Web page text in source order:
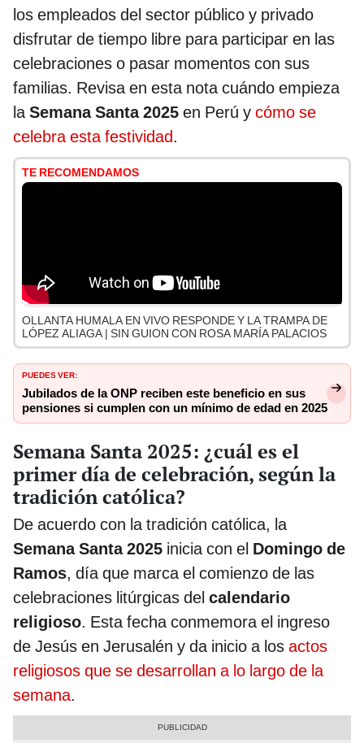
los empleados del sector público y privado
disfrutar de tiempo libre para participar en las
celebraciones o pasar momentos con sus
familias. Revisa en esta nota cuándo empieza
laSemana Santa 2025 en Perú y cómo se
celebra esta festividad.
TE RECOMENDAMOS
OLLANTA HUMALA EN VIVO RESPONDE Y LA TRAMPA DE
LÓPEZ ALIAGA | SIN GUION CON ROSA MARÍA PALACIOS
PUEDES VER:
Jubilados de la ONP reciben este beneficio en sus
pensiones si cumplen con un mínimo de edad en 2025
Semana Santa 2025: ¿cuál es el
primer día de celebración, según la
tradición católica?
De acuerdo con la tradición católica, la
Semana Santa 2025 inicia con el Domingo de
Ramos, día que marca el comienzo de las
celebraciones litúrgicas del calendario
religioso. Esta fecha conmemora el ingreso
de Jesús en Jerusalén y da inicio a los actos
religiosos que se desarrollan a lo largo de la
semana.